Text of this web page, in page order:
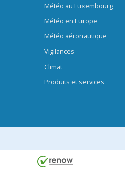
Météo au Luxembourg
Météo en Europe
Météo aéronautique
Vigilances
Climat
Produits et services